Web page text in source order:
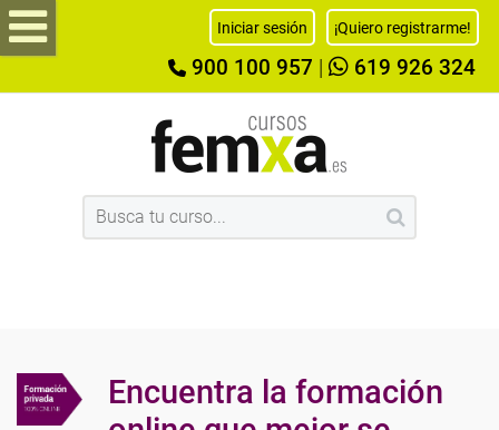
Iniciar sesión ¡Quiero registrarme!
900 100 957 619 926 324
Encuentra la formación